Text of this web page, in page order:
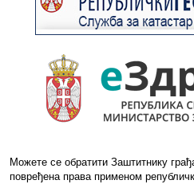
Можете се обратити Заштитнику
повређена права применом